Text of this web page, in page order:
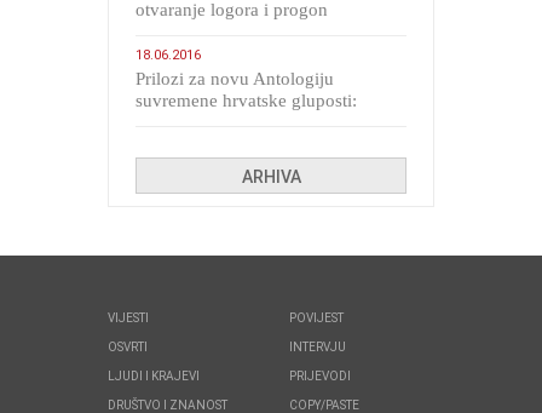
otvaranje logora i progon
18.06.2016
Prilozi za novu Antologiju
suvremene hrvatske gluposti:
ARHIVA
VIJESTI
OSVRTI
LJUDI I KRAJEVI
DRUŠTVO I ZNANOST
POVIJEST
INTERVJU
PRIJEVODI
COPY/PASTE